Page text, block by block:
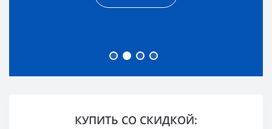
КУПИТЬ СО СКИДКОЙ: